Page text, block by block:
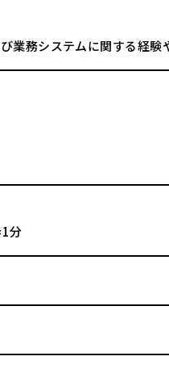
業務システムに関する経験
分